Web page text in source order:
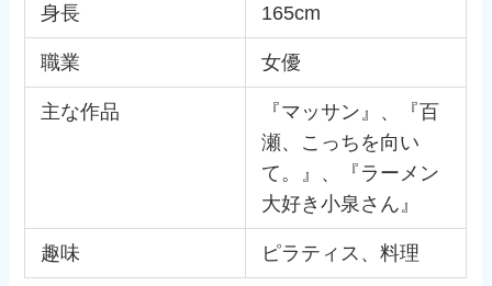
身長 165cm
職業 女優
主な作品
『マッサン』、『百
瀬、こっちを向い
て。』、『ラーメン
大好き小泉さん』
趣味 ピラティス、料理